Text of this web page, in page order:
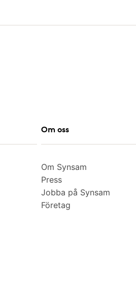
Om oss
Om Synsam
Press
Jobba på Synsam
Företag